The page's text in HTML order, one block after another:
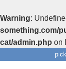
Warning:
something.com/
cat/admin.php on